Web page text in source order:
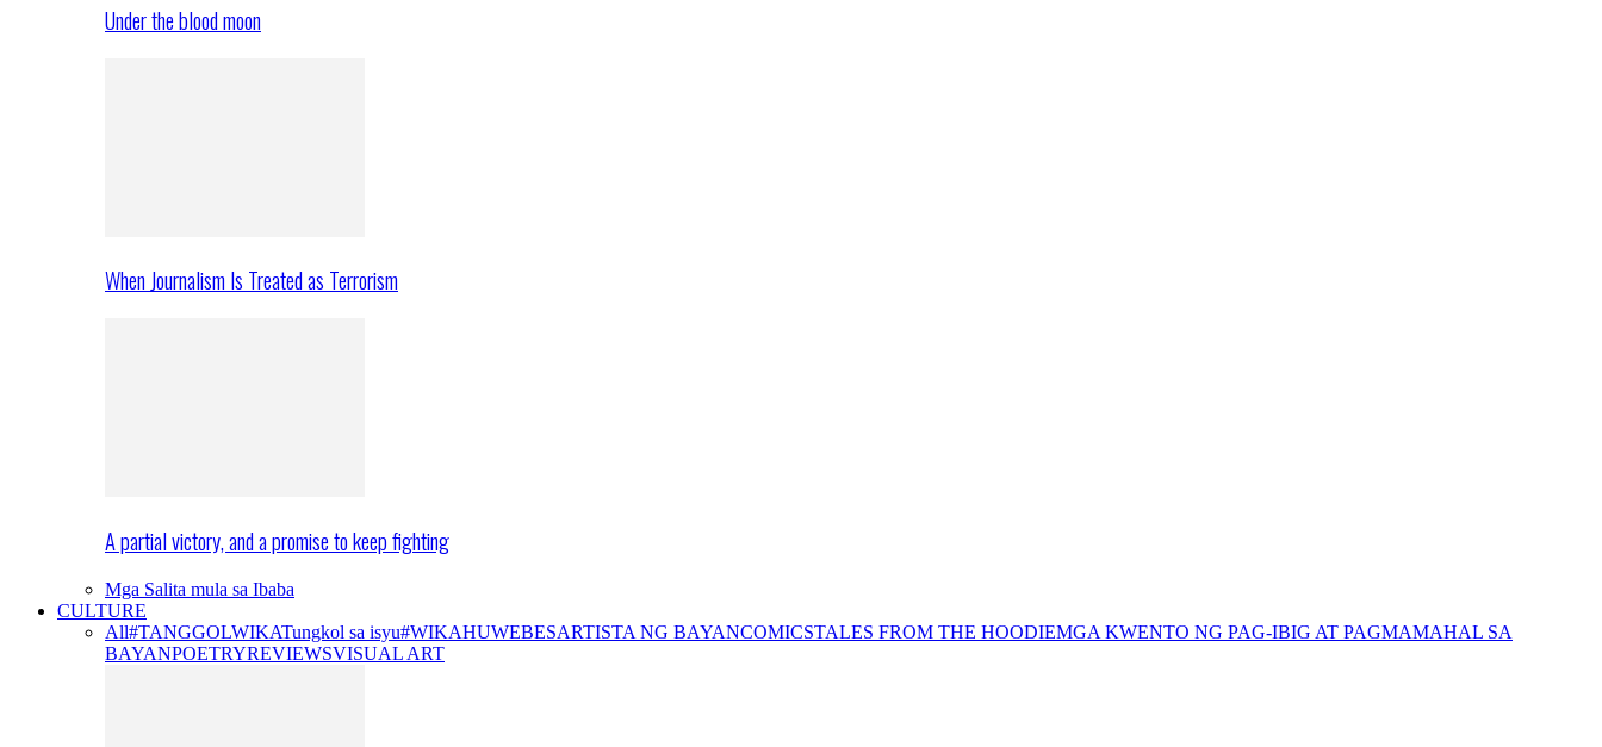
Under the blood moon
When Journalism Is Treated as Terrorism
A partial victory, and a promise to keep fighting
Mga Salita mula sa Ibaba
CULTURE
All#TANGGOLWIKATungkol sa isyu#WIKAHUWEBESARTISTA NG BAYANCOMICSTALES FROM THE HOODIEMGA KWENTO NG PAG-IBIG AT PAGMAMAHAL SA
BAYANPOETRYREVIEWSVISUAL ART